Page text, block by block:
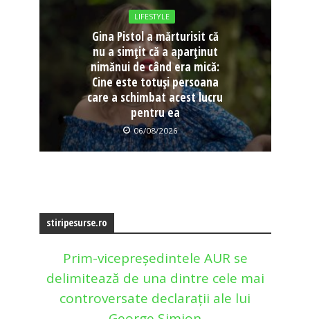
LIFESTYLE
Gina Pistol a mărturisit că
nu a simțit că a aparținut
nimănui de când era mică:
Cine este totuși persoana
care a schimbat acest lucru
pentru ea
06/08/2026
stiripesurse.ro
Prim-vicepreședintele AUR se
delimitează de una dintre cele mai
controversate declarații ale lui